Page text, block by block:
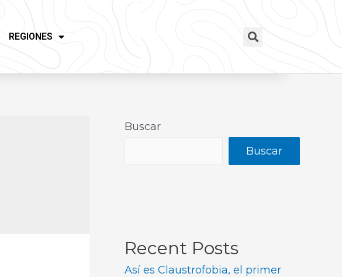
REGIONES
Buscar
Buscar
Recent Posts
Así es Claustrofobia, el primer